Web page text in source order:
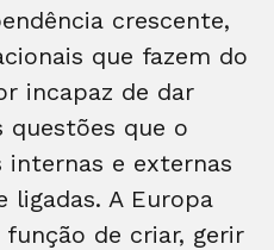
crescente,
que fazem do
incapaz de dar
questões que o
internas e externas
ligadas. A Europa
de criar, gerir